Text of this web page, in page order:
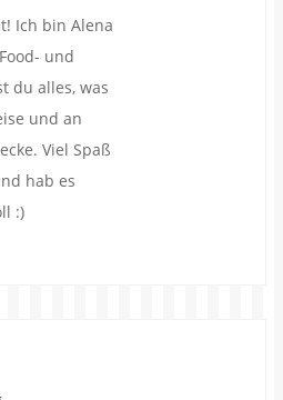
Ich bin Alena
und
du alles, was
und an
Viel Spaß
hab es
:)